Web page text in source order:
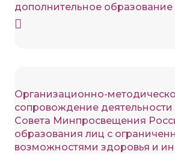
дополнительное образование
Организационно-
сопровождение деятельности
Совета Минпросвещения
образования лиц с
возможностями здоровья и